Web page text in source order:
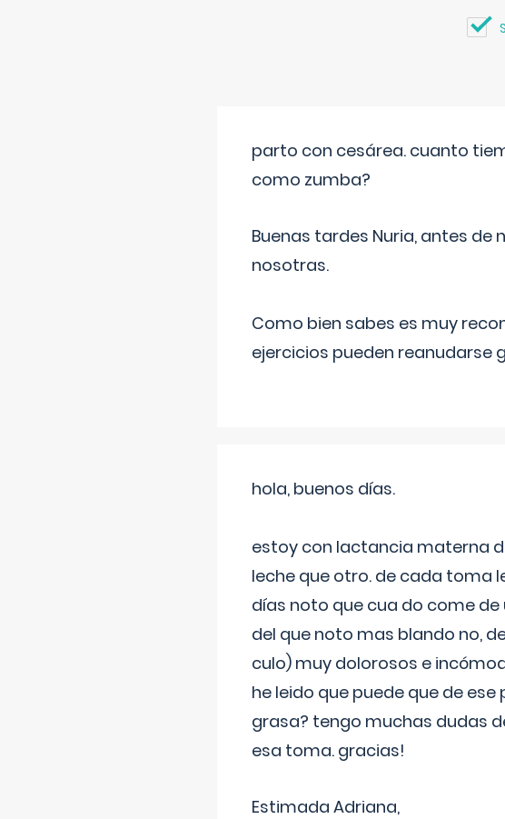
parto con cesárea. cuanto
como zumba?
Buenas tardes Nuria, antes
nosotras.
Como bien sabes es muy
ejercicios pueden reanudarse
hola, buenos días.
estoy con lactancia materna
leche que otro. de cada toma
días noto que cua do come de
del que noto mas blando no,
culo) muy dolorosos e
he leido que puede que de
grasa? tengo muchas dudas
esa toma. gracias!
Estimada Adriana,